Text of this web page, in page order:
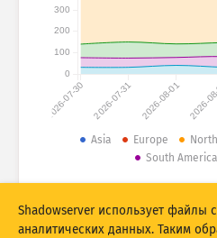
Статистика атак: устройства
Страны
Набор данных
Ограничение
Автоматически
2026-07-30 2026-07-31 2026-08-01
0
100
200
300
Asia Europe
South America
Shadowserver использует файлы
аналитических данных. Таким